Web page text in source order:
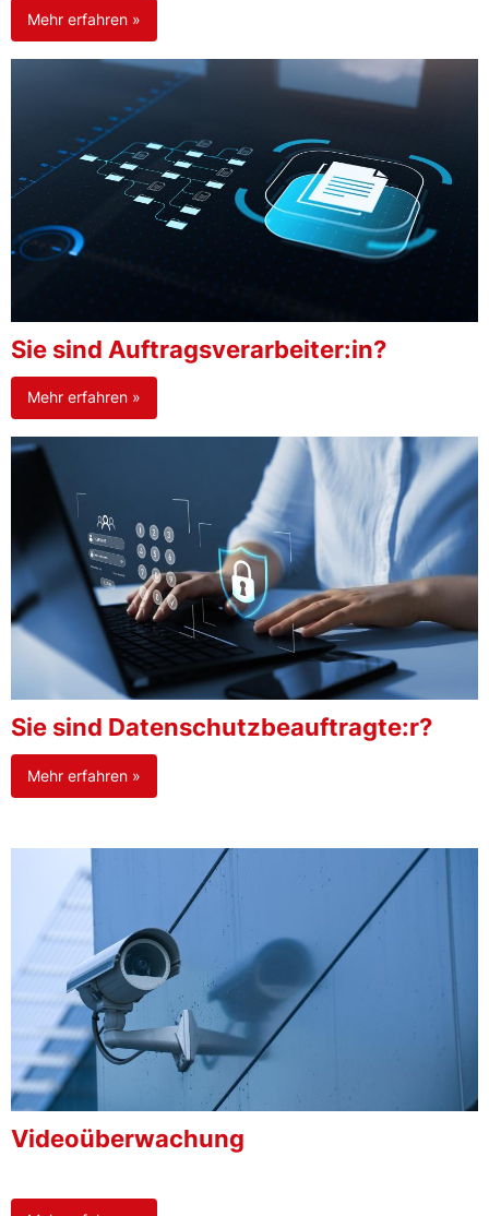
Mehr erfahren »
Sie sind Auftragsverarbeiter:in?
Mehr erfahren »
Sie sind Datenschutzbeauftragte:r?
Mehr erfahren »
Videoüberwachung